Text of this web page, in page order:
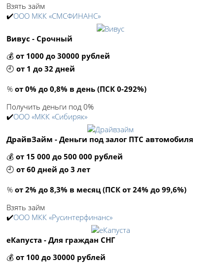
Взять займ
✔️ООО МКК «СМСФИНАНС»
Вивус - Срочный
💰от 1000 до 30000 рублей
🕘от 1 до 32 дней
% от 0% до 0,8% в день (ПСК 0-292%)
Получить деньги под 0%
✔️ООО «МКК «Сибиряк»
ДрайвЗайм - Деньги под залог ПТС автомобиля
💰от 15 000 до 500 000 рублей
🕘от 60 дней до 3 лет
% от 2% до 8,3% в месяц (ПСК от 24% до 99,6%)
Взять займ
✔️ООО МКК «Русинтерфинанс»
еКапуста - Для граждан СНГ
💰от 100 до 30000 рублей